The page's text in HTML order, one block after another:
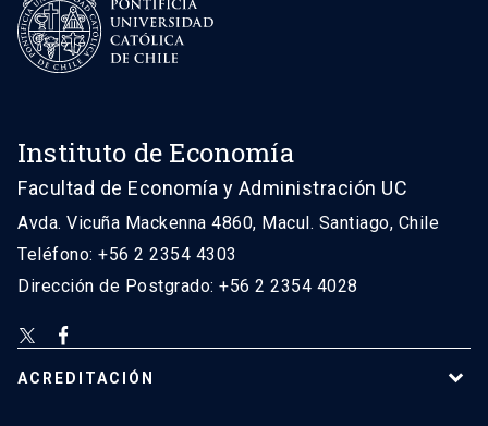
Instituto de Economía
Facultad de Economía y Administración UC
Avda. Vicuña Mackenna 4860, Macul. Santiago, Chile
Teléfono: +56 2 2354 4303
Dirección de Postgrado: +56 2 2354 4028
ACREDITACIÓN